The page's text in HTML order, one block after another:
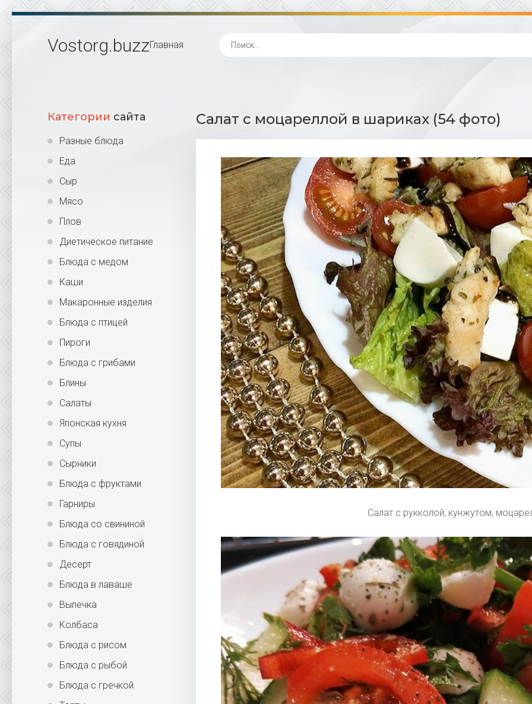
Vostorg.buzzГлавная
Категории сайта
Разные блюда
Еда
Сыр
Мясо
Плов
Диетическое питание
Блюда с медом
Каши
Макаронные изделия
Блюда с птицей
Пироги
Блюда с грибами
Блины
Салаты
Японская кухня
Супы
Сырники
Блюда с фруктами
Гарниры
Блюда со свининой
Блюда с говядиной
Десерт
Блюда в лаваше
Выпечка
Колбаса
Блюда с рисом
Блюда с рыбой
Блюда с гречкой
Салат с моцареллой в шариках (54 фото)
Салат с рукколой, кунжутом,